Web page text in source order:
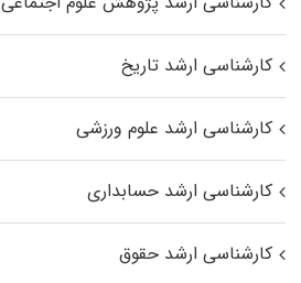
کارشناسی ارشد تاریخ
کارشناسی ارشد علوم ورزشی
کارشناسی ارشد حسابداری
کارشناسی ارشد حقوق